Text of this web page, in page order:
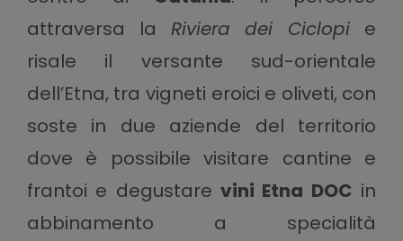
attraversa la Riviera dei Ciclopi e
risale il versante sud-orientale
dell’Etna, tra vigneti eroici e oliveti, con
soste in due aziende del territorio
dove è possibile visitare cantine e
frantoi e degustare vini Etna DOC in
abbinamento a specialità